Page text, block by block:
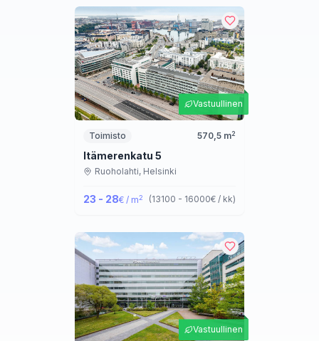
Vastuullinen
Toimisto 570,5 m2
Itämerenkatu 5
Ruoholahti, Helsinki
23 - 28€ / m2 (13100 - 16000€ / kk)
Vastuullinen